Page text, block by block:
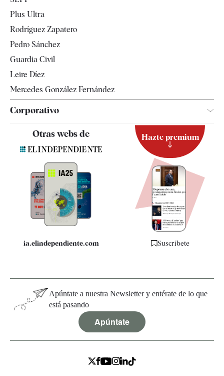
Televisión
Plus Ultra
Rodríguez Zapatero
Pedro Sánchez
Guardia Civil
Leire Díez
Mercedes González Fernández
Corporativo
Contacto
Quiénes somos
Especificaciones
Otras webs de
ia.elindependiente.com
Hazte premium
Suscríbete
Apúntate a nuestra Newsletter y entérate de lo que
está pasando
Apúntate